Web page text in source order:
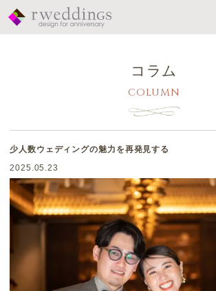
コラム
COLUMN
少人数ウェディングの魅力を再発見する
2025.05.23